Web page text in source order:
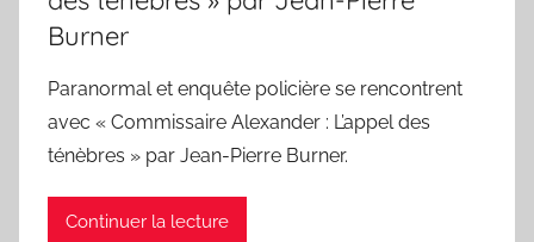
Burner
Paranormal et enquête policière se rencontrent
avec « Commissaire Alexander : L’appel des
ténèbres » par Jean-Pierre Burner.
Continuer la lecture